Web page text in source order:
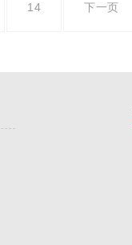
14 下一页